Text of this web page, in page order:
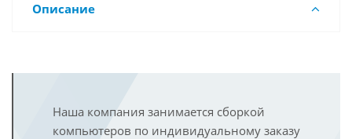
Описание
Наша компания занимается сборкой
компьютеров по индивидуальному заказу